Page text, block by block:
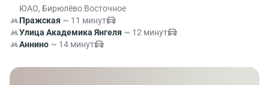
ЮАО, Бирюлёво Восточное
Пражская ~ 11 минут
Улица Академика Янгеля ~ 12 минут
Аннино ~ 14 минут